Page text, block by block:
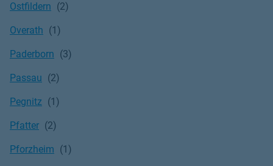
Ostfildern
Overath
Paderborn
Passau
Pegnitz
Pfatter
Pforzheim